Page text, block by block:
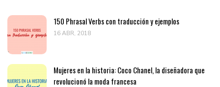
150 Phrasal Verbs con traducción y ejemplos
16 ABR, 2018
Mujeres en la historia: Coco Chanel, la diseñadora que
revolucionó la moda francesa